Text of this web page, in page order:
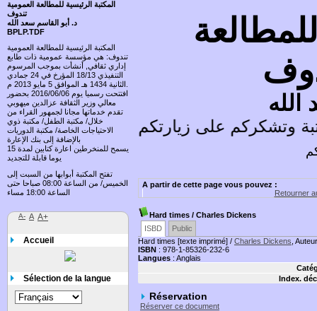
وتشكركم على زيارتكم وتسعد باقتراحاتكم
A partir de cette page vous pouvez :
Retourner
Hard times / Charles Dickens
ISBD
Public
Hard times [texte imprimé] / Charles Dickens ,
ISBN : 978-1-85326-232-6
Langues : Anglais
Index.
Réservation
Réserver ce document
المكتبة الرئيسية للمطالعة العمومية
تندوف
د. أبو القاسم سعد الله
BPLP.TDF
المكتبة الرئيسية للمطالعة العمومية
تندوف: هي مؤسسة عمومية ذات طابع
إداري ثقافي, أنشأت بموجب المرسوم
التنفيذي 18/13 المؤرخ في 24 جمادي
افتتحت رسميا يوم 2016/06/06 بحضور
معالي وزير الثقافة عزالدين ميهوبي
تقدم خدماتها مجانا لجمهور القراء من
خلال/ مكتبة الطفل/ مكتبة ذوي
الاحتياجات الخاصة/ مكتبة الدوريات
بالإضافة إلى بنك الإعارة
يسمح للمنخرطين اعارة كتابين لمدة 15
يوما قابلة للتجديد
تفتح المكتبة أبوابها من السبت إلى
الخميس/ من الساعة 08:00 صباحا حتى
الساعة 18:00 مساء
A- A A+
Accueil
Sélection de la langue